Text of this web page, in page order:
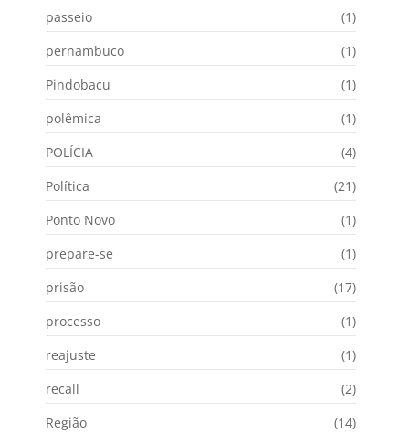
passeio
(1)
pernambuco
(1)
Pindobacu
(1)
polêmica
(1)
POLÍCIA
(4)
Política
(21)
Ponto Novo
(1)
prepare-se
(1)
prisão
(17)
processo
(1)
reajuste
(1)
recall
(2)
Região
(14)